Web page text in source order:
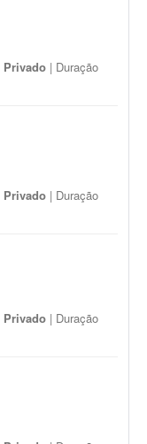
Privado | Duração
Privado | Duração
Privado | Duração